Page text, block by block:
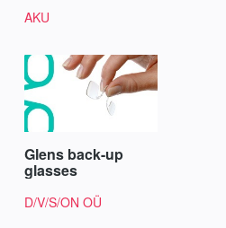
AKU
Glens back-up
glasses
D/V/S/ON OÜ